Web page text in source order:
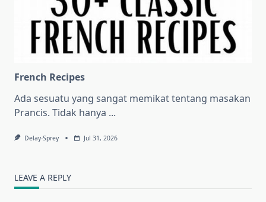
French Recipes
Ada sesuatu yang sangat memikat tentang masakan
Prancis. Tidak hanya ...
Delay-Sprey Jul 31, 2026
LEAVE A REPLY